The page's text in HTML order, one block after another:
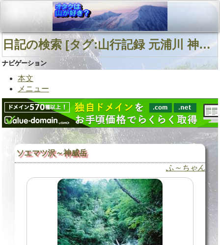
日記の検索 [タグ:山行記録 元浦川 神威岳南面直登沢 F2008] 01～01(01件中)
ナビゲーション
本文
メニュー
ソエマツ沢～神威岳
ふ～ちゃん